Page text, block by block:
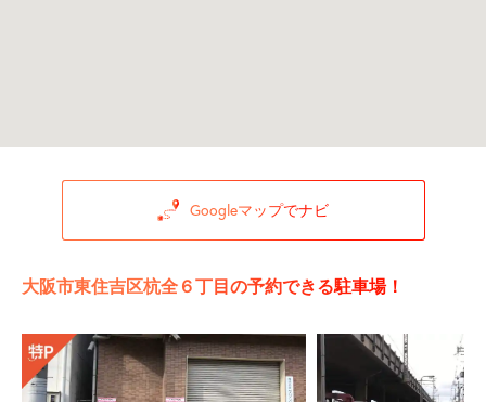
Googleマップでナビ
大阪市東住吉区杭全６丁目の予約できる駐車場！